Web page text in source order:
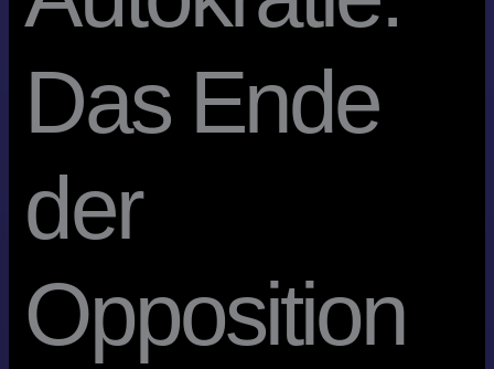
Das Ende
der
Opposition